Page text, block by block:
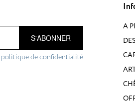
S'ABONNER
politique de confidentialité
A